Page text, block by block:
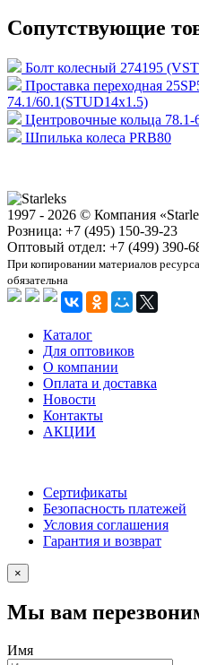
Сопутствующие
Болт колесный 274195
Проставка переходная
74.1/60.1(STUD14x1.5)
Центровочные кольца 78.1-
Шпилька колеса PRB80
1997 - 2026 © Компания
Розница: +7 (495) 150-39-23
Оптовый отдел: +7 (499) 390-
При копировании материалов
обязательна
Каталог
Для оптовиков
О компании
Оплата и доставка
Новости
Контакты
АКЦИИ
Сертификаты
Безопасность платежей
Условия соглашения
Гарантия и возврат
×
Мы вам
Имя